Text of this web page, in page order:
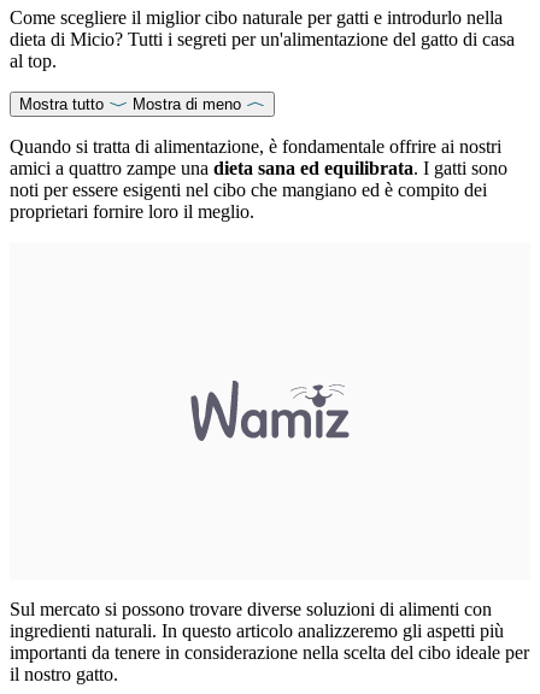
Come scegliere il miglior cibo naturale per gatti e introdurlo nella
dieta di Micio? Tutti i segreti per un'alimentazione del gatto di casa
al top.
Mostra tutto Mostra di meno
Quando si tratta di alimentazione, è fondamentale offrire ai nostri
amici a quattro zampe una dieta sana ed equilibrata. I gatti sono
noti per essere esigenti nel cibo che mangiano ed è compito dei
proprietari fornire loro il meglio.
Sul mercato si possono trovare diverse soluzioni di alimenti con
ingredienti naturali. In questo articolo analizzeremo gli aspetti più
importanti da tenere in considerazione nella scelta del cibo ideale per
il nostro gatto.